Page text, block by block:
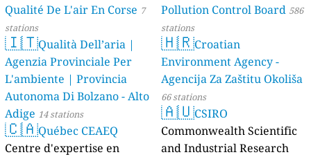
Pollution Control Board 586
stations
🇭🇷Croatian
Environment Agency -
Agencija Za Zaštitu Okoliša
66 stations
🇦🇺CSIRO
Commonwealth Scientific
and Industrial Research
Qualité De L'air En Corse 7
stations
🇮🇹Qualità Dell’aria |
Agenzia Provinciale Per
L'ambiente | Provincia
Autonoma Di Bolzano - Alto
Adige 14 stations
🇨🇦Québec CEAEQ
Centre d'expertise en